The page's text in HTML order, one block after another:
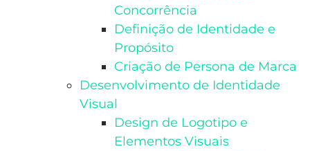
Concorrência
Definição de Identidade e
Propósito
Criação de Persona de Marca
Desenvolvimento de Identidade
Visual
Design de Logotipo e
Elementos Visuais